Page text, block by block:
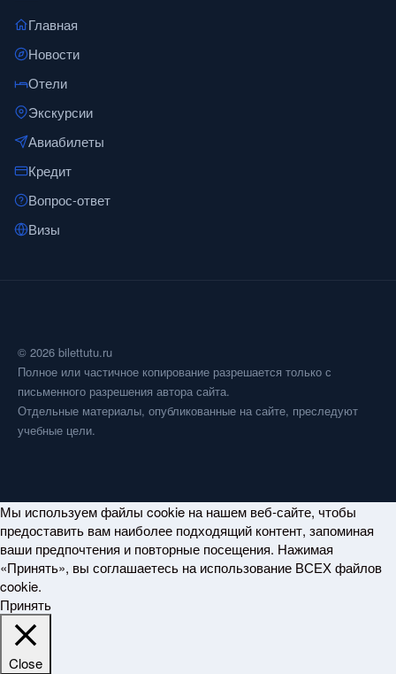
Главная
Новости
Отели
Экскурсии
Авиабилеты
Кредит
Вопрос-ответ
Визы
© 2026 bilettutu.ru
Полное или частичное копирование разрешается только с
письменного разрешения автора сайта.
Отдельные материалы, опубликованные на сайте, преследуют
учебные цели.
Мы используем файлы cookie на нашем веб-сайте, чтобы
предоставить вам наиболее подходящий контент, запоминая
ваши предпочтения и повторные посещения. Нажимая
«Принять», вы соглашаетесь на использование ВСЕХ файлов
cookie.
Принять
Close